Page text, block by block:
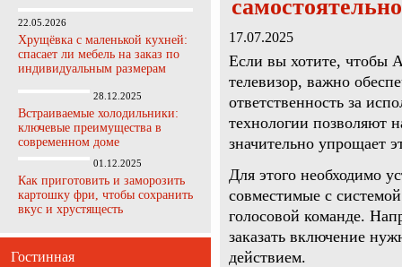
22.05.2026
Хрущёвка с маленькой кухней:
спасает ли мебель на заказ по
индивидуальным размерам
28.12.2025
Встраиваемые холодильники:
ключевые преимущества в
современном доме
01.12.2025
Как приготовить и заморозить
картошку фри, чтобы сохранить
вкус и хрустящесть
Гостинная
самостоятельно
17.07.2025
Если вы хотите, чтобы
телевизор, важно
ответственность за
технологии позволяют
значительно упрощает
Для этого необходимо
совместимые с
голосовой команде.
заказать включение
действием.